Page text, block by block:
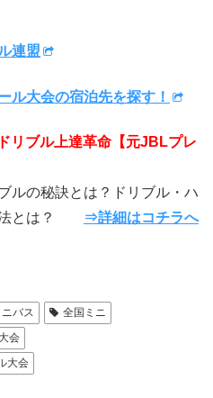
連盟
大会の宿泊先を探す！
リブル上達革命【元JBLプレ
ルの秘訣とは？ドリブル・ハ
法とは？
⇒詳細はコチラへ
ニバス
全国ミニ
会
大会